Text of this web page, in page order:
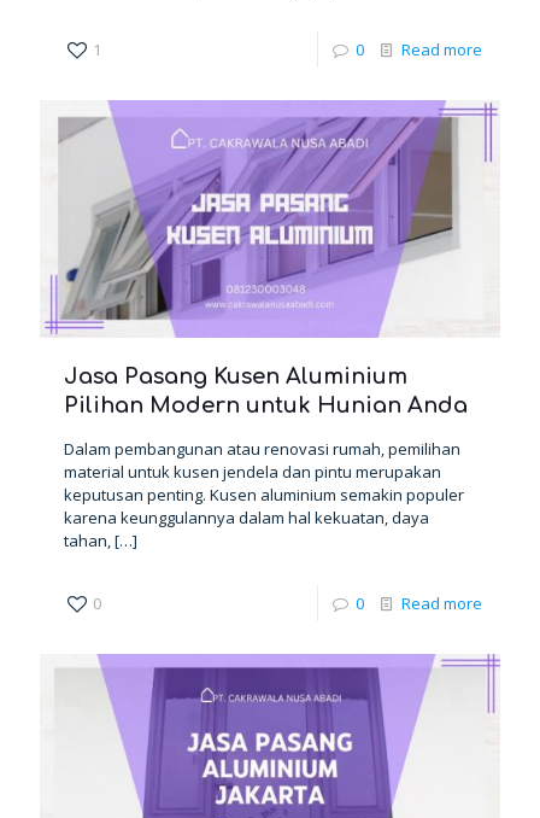
1 0 Read more
Jasa Pasang Kusen Aluminium
Pilihan Modern untuk Hunian Anda
Dalam pembangunan atau renovasi rumah, pemilihan
material untuk kusen jendela dan pintu merupakan
keputusan penting. Kusen aluminium semakin populer
karena keunggulannya dalam hal kekuatan, daya
tahan,[…]
0 0 Read more